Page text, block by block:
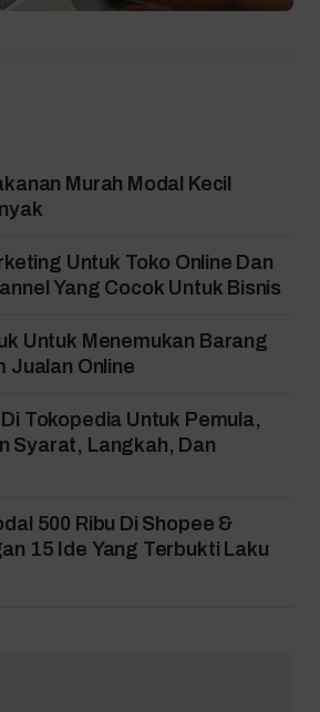
Murah Modal Kecil
Untuk Toko Online Dan
Yang Cocok Untuk Bisnis
Untuk Menemukan Barang
Jualan Online
Tokopedia Untuk Pemula,
Syarat, Langkah, Dan
500 Ribu Di Shopee &
15 Ide Yang Terbukti Laku